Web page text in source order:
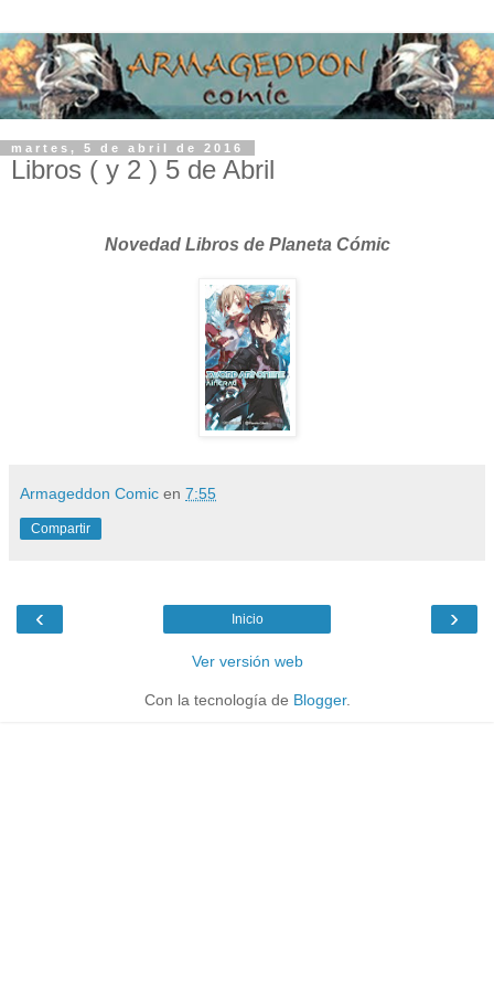
martes, 5 de abril de 2016
Libros ( y 2 ) 5 de Abril
Novedad Libros de Planeta Cómic
Armageddon Comic en 7:55
Compartir
‹ ›
Inicio
Ver versión web
Con la tecnología de Blogger.